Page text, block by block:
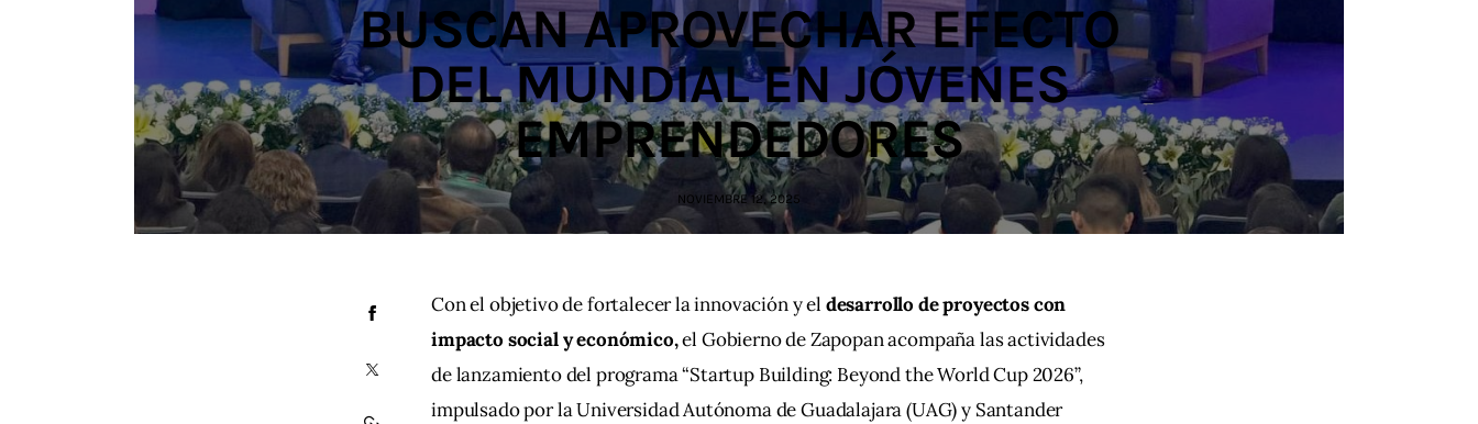
BUSCAN APROVECHAR EFECTO
DEL MUNDIAL EN JÓVENES
EMPRENDEDORES
NOVIEMBRE 12, 2025
Con el objetivo de fortalecer la innovación y el desarrollo de proyectos con
impacto social y económico, el Gobierno de Zapopan acompaña las actividades
de lanzamiento del programa “Startup Building: Beyond the World Cup 2026”,
impulsado por la Universidad Autónoma de Guadalajara (UAG) y Santander